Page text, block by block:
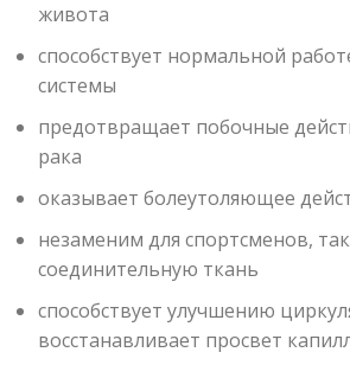
живота
способствует нормальной
системы
предотвращает побочные
рака
оказывает болеутоляющее
незаменим для спортсменов,
соединительную ткань
способствует улучшению
восстанавливает просвет